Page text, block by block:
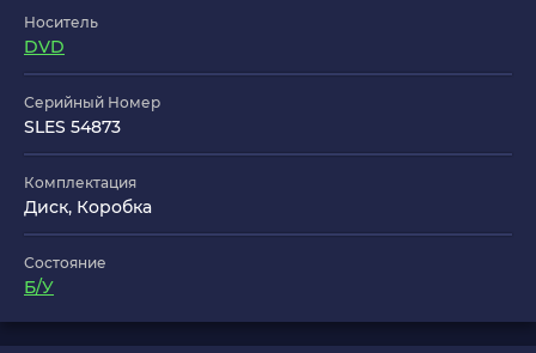
Носитель
DVD
Серийный Номер
SLES 54873
Комплектация
Диск, Коробка
Состояние
Б/У